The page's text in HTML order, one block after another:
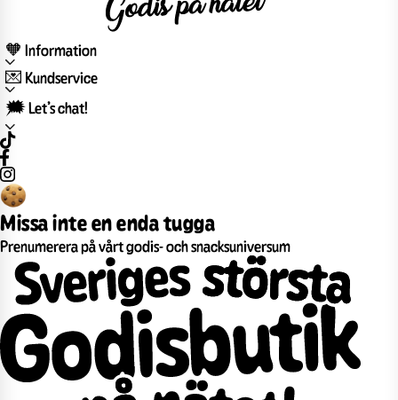
🧡 Information
💌 Kundservice
🗯️ Let’s chat!
Missa inte en enda tugga
Prenumerera på vårt godis- och snacksuniversum